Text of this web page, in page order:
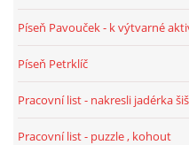
BÁSNĚ K TÉMATU PODZIM
PÍSNĚ K TÉMATU ZIMA
Píseň Pavouček - k výtvarné
Píseň Petrklíč
Pracovní list - nakresli jadérka
Pracovní list - puzzle , kohout